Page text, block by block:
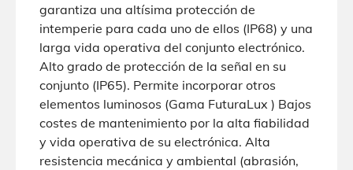
garantiza una altísima protección de
intemperie para cada uno de ellos (IP68) y una
larga vida operativa del conjunto electrónico.
Alto grado de protección de la señal en su
conjunto (IP65). Permite incorporar otros
elementos luminosos (Gama FuturaLux ) Bajos
costes de mantenimiento por la alta fiabilidad
y vida operativa de su electrónica. Alta
resistencia mecánica y ambiental (abrasión,